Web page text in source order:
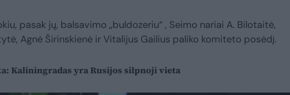
pasak jų, balsavimo „buldozeriu“ , Seimo nariai A. Bilotaitė,
Agnė Širinskienė ir Vitalijus Gailius paliko komiteto posėdį.
Kaliningradas yra Rusijos silpnoji vieta